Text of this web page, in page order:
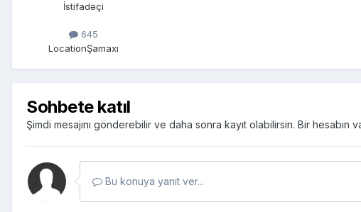
İstifadəçi
645
LocationŞamaxı
Sohbete katıl
Şimdi mesajını gönderebilir ve daha sonra kayıt olabilirsin. Bir hesabın
Bu konuya yanıt ver...